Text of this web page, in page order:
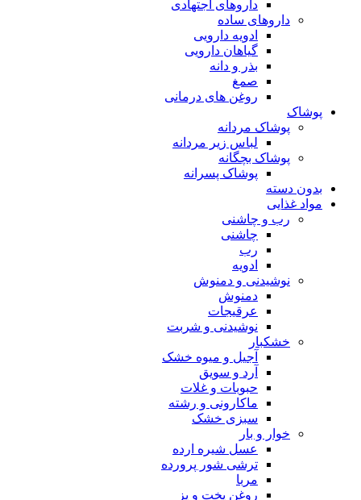
داروهای اجتهادی
داروهای ساده
ادویه دارویی
گیاهان دارویی
بذر و دانه
صمغ
روغن های درمانی
پوشاک
پوشاک مردانه
لباس زیر مردانه
پوشاک بچگانه
پوشاک پسرانه
بدون دسته
مواد غذایی
رب و چاشنی
چاشنی
رب
ادویه
نوشیدنی و دمنوش
دمنوش
عرقیجات
نوشیدنی و شربت
خشکبار
آجیل و میوه خشک
آرد و سویق
حبوبات و غلات
ماکارونی و رشته
سبزی خشک
خوار و بار
عسل شیره ارده
ترشی شور پرورده
مربا
روغن پخت و پز